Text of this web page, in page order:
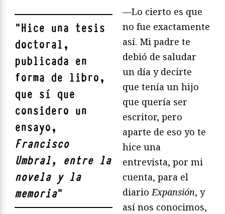
"Hice una tesis
doctoral,
publicada en
forma de libro,
que sí que
considero un
ensayo,
Francisco
Umbral, entre la
novela y la
memoria"
—Lo cierto es que
no fue exactamente
así. Mi padre te
debió de saludar
un día y decirte
que tenía un hijo
que quería ser
escritor, pero
aparte de eso yo te
hice una
entrevista, por mi
cuenta, para el
diarioExpansión, y
así nos conocimos,